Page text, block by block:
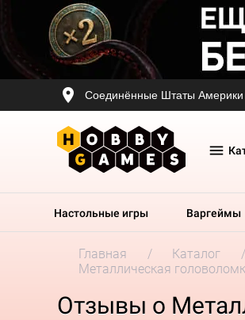
Соединённые Штаты Америки
Настольные игры Варгеймы
Главная Каталог
Металлическая
Отзывы о